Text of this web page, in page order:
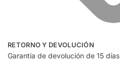
RETORNO Y DEVOLUCIÓN
Garantía de devolución de 15 días